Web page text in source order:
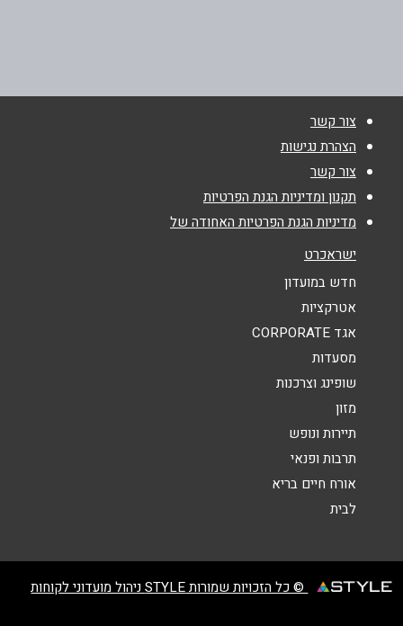
נושא*
אנא חזרו אלי בקשר ל...
צור קשר
הצהרת נגישות
צור קשר
תקנון ומדיניות הגנת הפרטיות
מדיניות הגנת הפרטיות האחודה של
ישראכרט
חדש במועדון
אטרקציות
אגד CORPORATE
מסעדות
שופינג וצרכנות
מזון
תיירות ונופש
תרבות ופנאי
אורח חיים בריא
לבית
© כל הזכויות שמורות STYLE ניהול מועדוני לקוחות